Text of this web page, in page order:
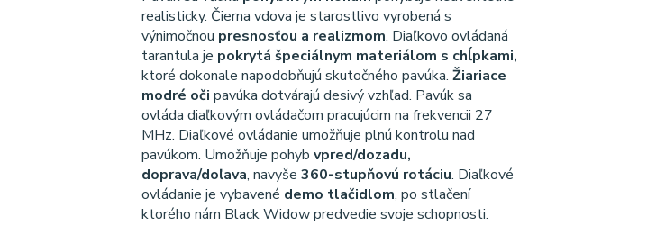
realisticky. Čierna vdova je starostlivo vyrobená s
výnimočnou presnosťou a realizmom. Diaľkovo ovládaná
tarantula je pokrytá špeciálnym materiálom s chĺpkami,
ktoré dokonale napodobňujú skutočného pavúka. Žiariace
modré oči pavúka dotvárajú desivý vzhľad. Pavúk sa
ovláda diaľkovým ovládačom pracujúcim na frekvencii 27
MHz. Diaľkové ovládanie umožňuje plnú kontrolu nad
pavúkom. Umožňuje pohyb vpred/dozadu,
doprava/doľava, navyše 360-stupňovú rotáciu. Diaľkové
ovládanie je vybavené demo tlačidlom, po stlačení
ktorého nám Black Widow predvedie svoje schopnosti.